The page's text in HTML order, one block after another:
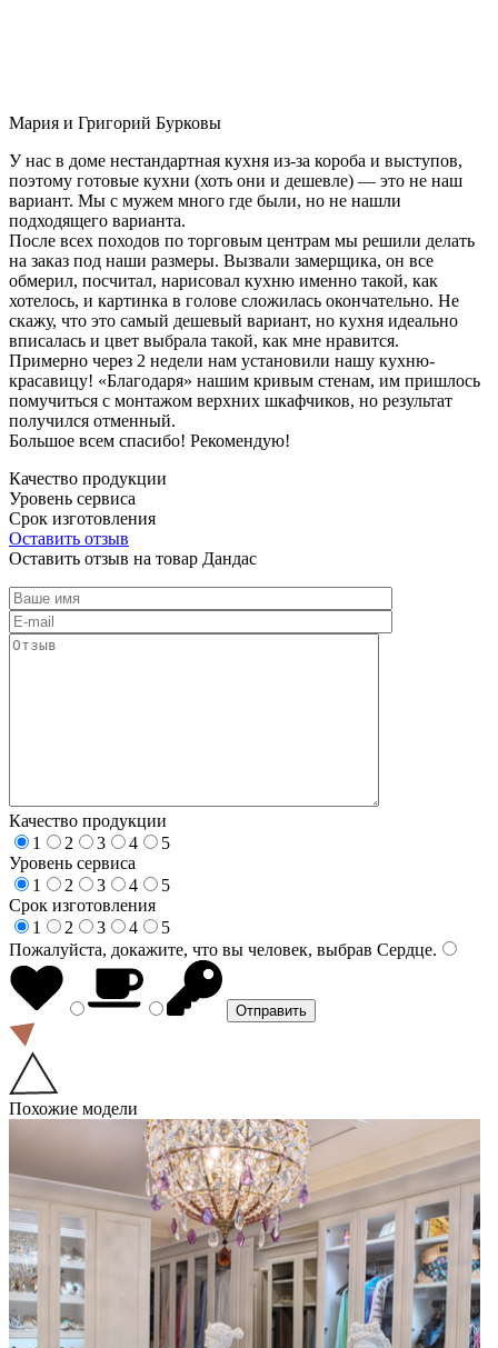
Мария и Григорий Бурковы
У нас в доме нестандартная кухня из-за короба и выступов,
поэтому готовые кухни (хоть они и дешевле) — это не наш
вариант. Мы с мужем много где были, но не нашли
подходящего варианта.
После всех походов по торговым центрам мы решили делать
на заказ под наши размеры. Вызвали замерщика, он все
обмерил, посчитал, нарисовал кухню именно такой, как
хотелось, и картинка в голове сложилась окончательно. Не
скажу, что это самый дешевый вариант, но кухня идеально
вписалась и цвет выбрала такой, как мне нравится.
Примерно через 2 недели нам установили нашу кухню-
красавицу! «Благодаря» нашим кривым стенам, им пришлось
помучиться с монтажом верхних шкафчиков, но результат
получился отменный.
Большое всем спасибо! Рекомендую!
Качество продукции
Уровень сервиса
Срок изготовления
Оставить отзыв
Оставить отзыв на товар Дандас
Качество продукции
1
2 3 4
5
Уровень сервиса
1
2 3 4
5
Срок изготовления
1
2 3 4
5
Пожалуйста, докажите, что вы человек, выбрав Сердце.
Похожие модели